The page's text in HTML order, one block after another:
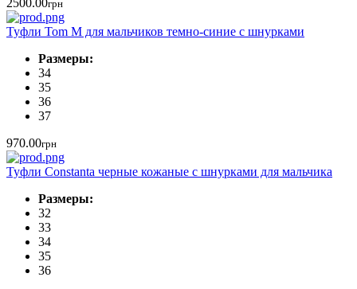
грн
Туфли Tom M для мальчиков темно-синие с шнурками
Размеры:
34
35
36
37
970.00грн
Туфли Constanta черные кожаные с шнурками для мальчика
Размеры:
32
33
34
35
36